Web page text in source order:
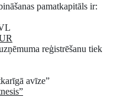
pamatkapitāls ir:
reģistrēšanu tiek
avīze”